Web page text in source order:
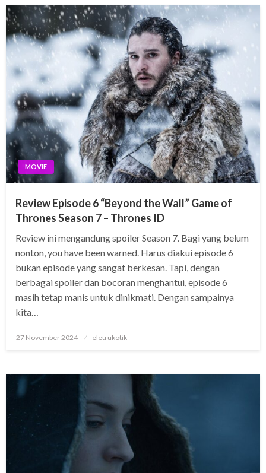
MOVIE
Review Episode 6 “Beyond the Wall” Game of
Thrones Season 7 – Thrones ID
Review ini mengandung spoiler Season 7. Bagi yang belum
nonton, you have been warned. Harus diakui episode 6
bukan episode yang sangat berkesan. Tapi, dengan
berbagai spoiler dan bocoran menghantui, episode 6
masih tetap manis untuk dinikmati. Dengan sampainya
kita…
Posted
27 November 2024 eletrukotik